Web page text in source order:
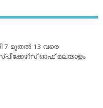
7 മുതല്‍ 13 വരെ
ഓഫ് മലയാളം